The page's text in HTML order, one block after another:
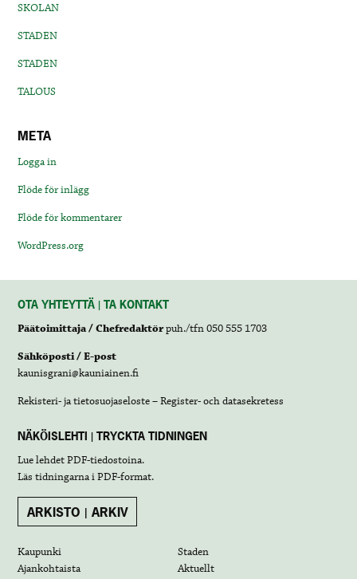
SKOLAN
STADEN
STADEN
TALOUS
META
Logga in
Flöde för inlägg
Flöde för kommentarer
WordPress.org
OTA YHTEYTTÄ | TA KONTAKT
Päätoimittaja / Chefredaktörpuh./tfn 050 555 1703
Sähköposti / E-post
kaunisgrani@kauniainen.fi
Rekisteri- ja tietosuojaseloste – Register- och datasekretess
NÄKÖISLEHTI | TRYCKTA TIDNINGEN
Lue lehdetPDF-tiedostoina.
Läs tidningarna iPDF-format.
ARKISTO | ARKIV
Kaupunki
Staden
Ajankohtaista
Aktuellt